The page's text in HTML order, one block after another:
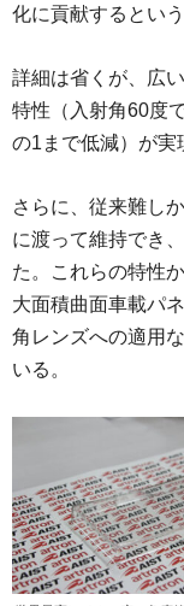
化に貢献するという
詳細は省くが、広
特性（入射角60度
の1まで低減）が実
さらに、従来難し
に渡って維持でき
た。これらの特性
大面積曲面車載パ
角レンズへの適用
いる。